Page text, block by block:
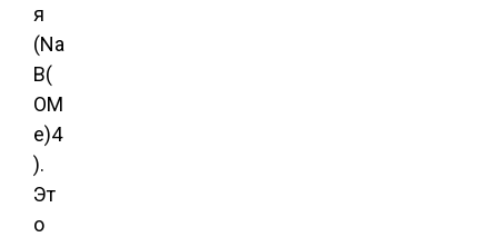
я
(Na
B(
OM
e)4
).
Эт
о